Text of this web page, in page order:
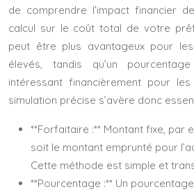
de comprendre l’impact financier
calcul sur le coût total de votre
peut être plus avantageux pour
élevés, tandis qu’un
intéressant financièrement pour
simulation précise s’avère donc
**Forfaitaire :** Montant fixe, par
soit le montant emprunté pour
Cette méthode est simple et
**Pourcentage :** Un